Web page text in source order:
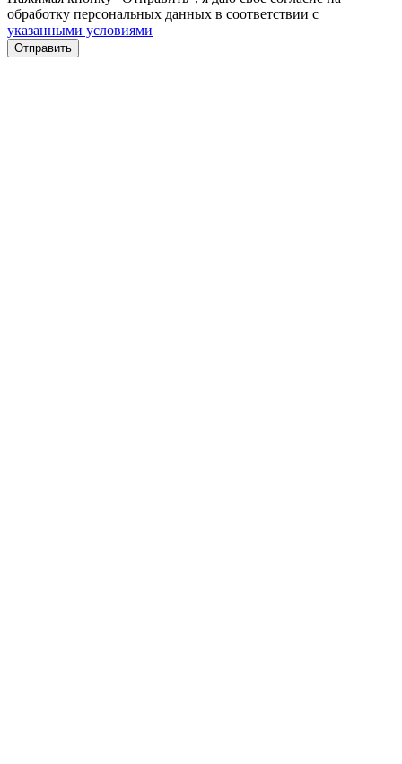
обработку персональных данных в соответствии с
указанными условиями
Отправить